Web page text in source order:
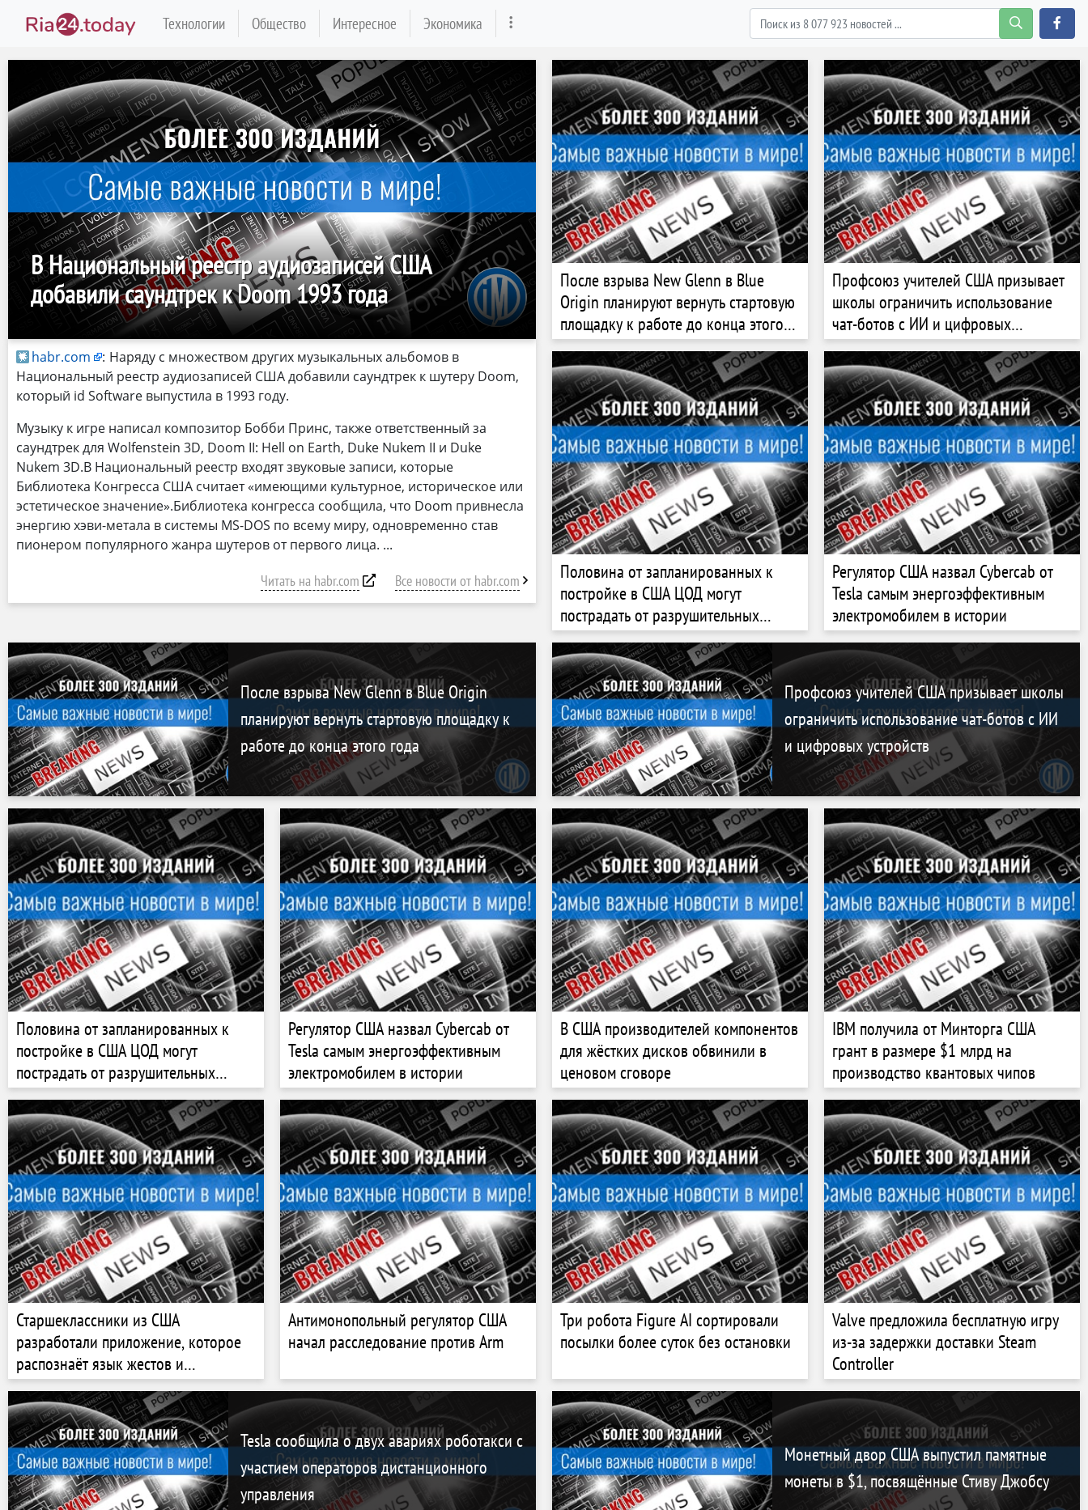
Технологии Общество Интересное Экономика
В Национальный реестр аудиозаписей США
добавили саундтрек к Doom 1993 года
habr.com : Наряду с множеством других музыкальных альбомов в
Национальный реестр аудиозаписей США добавили саундтрек к шутеру Doom,
который id Software выпустила в 1993 году.
Музыку к игре написал композитор Бобби Принс, также ответственный за
саундтрек для Wolfenstein 3D, Doom II: Hell on Earth, Duke Nukem II и Duke
Nukem 3D.В Национальный реестр входят звуковые записи, которые
Библиотека Конгресса США считает «имеющими культурное, историческое или
эстетическое значение».Библиотека конгресса сообщила, что Doom привнесла
энергию хэви-метала в системы MS-DOS по всему миру, одновременно став
пионером популярного жанра шутеров от первого лица.
Читать на habr.com Все новости от habr.com
После взрыва New Glenn в Blue
Origin планируют вернуть стартовую
площадку к работе до конца этого
года
Профсоюз учителей США призывает
школы ограничить использование
чат-ботов с ИИ и цифровых
устройств
Половина от запланированных к
постройке в США ЦОД могут
пострадать от разрушительных
стихийных бедствий
Регулятор США назвал Cybercab от
Tesla самым энергоэффективным
электромобилем в истории
После взрыва New Glenn в Blue Origin
планируют вернуть стартовую площадку к
работе до конца этого года
Профсоюз учителей США призывает школы
ограничить использование чат-ботов с ИИ
и цифровых устройств
Половина от запланированных к
постройке в США ЦОД могут
пострадать от разрушительных
стихийных бедствий
Регулятор США назвал Cybercab от
Tesla самым энергоэффективным
электромобилем в истории
В США производителей компонентов
для жёстких дисков обвинили в
ценовом сговоре
IBM получила от Минторга США
грант в размере $1 млрд на
производство квантовых чипов
Старшеклассники из США
разработали приложение, которое
распознаёт язык жестов и
озвучивает перевод через умные
очки
Антимонопольный регулятор США
начал расследование против Arm
Три робота Figure AI сортировали
посылки более суток без остановки
Valve предложила бесплатную игру
из-за задержки доставки Steam
Controller
Tesla сообщила о двух авариях роботакси с
участием операторов дистанционного
управления
Монетный двор США выпустил памятные
монеты в $1, посвящённые Стиву Джобсу